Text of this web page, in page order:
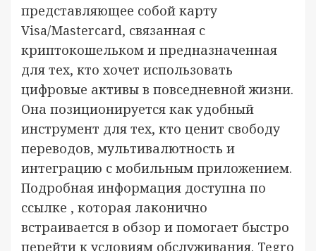
представляющее собой карту
Visa/Mastercard, связанная с
криптокошельком и предназначенная
для тех, кто хочет использовать
цифровые активы в повседневной жизни.
Она позиционируется как удобный
инструмент для тех, кто ценит свободу
переводов, мультивалютность и
интеграцию с мобильным приложением.
Подробная информация доступна по
ссылке , которая лаконично
встраивается в обзор и помогает быстро
перейти к условиям обслуживания. Tegro